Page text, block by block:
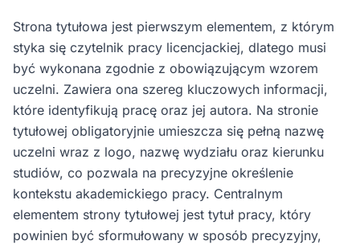
Strona tytułowa jest pierwszym elementem, z którym
styka się czytelnik pracy licencjackiej, dlatego musi
być wykonana zgodnie z obowiązującym wzorem
uczelni. Zawiera ona szereg kluczowych informacji,
które identyfikują pracę oraz jej autora. Na stronie
tytułowej obligatoryjnie umieszcza się pełną nazwę
uczelni wraz z logo, nazwę wydziału oraz kierunku
studiów, co pozwala na precyzyjne określenie
kontekstu akademickiego pracy. Centralnym
elementem strony tytułowej jest tytuł pracy, który
powinien być sformułowany w sposób precyzyjny,